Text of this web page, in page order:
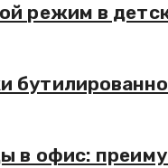
режим в
в офис: